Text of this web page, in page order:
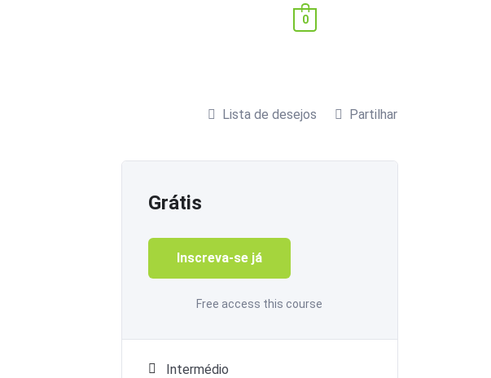
0
Lista de desejos Partilhar
Grátis
Inscreva-se já
Free access this course
Intermédio